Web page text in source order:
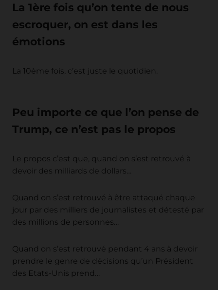
La 1ère fois qu’on tente de nous
escroquer, on est dans les
émotions
La 10ème fois, c’est juste le quotidien.
Peu importe ce que l’on pense de
Trump, ce n’est pas le propos
Le propos c’est que, quand on s’est retrouvé à
devoir des milliards de dollars…
Quand on s’est retrouvé à être attaqué chaque
jour par des milliers de journalistes et détesté par
des millions de personnes…
Quand on s’est retrouvé pendant 4 ans à devoir
prendre le genre de décisions qu’un Président
des Etats-Unis prend…